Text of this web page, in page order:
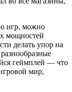
игр, можно
мощностей
делать упор на
геймплей — что
мир,